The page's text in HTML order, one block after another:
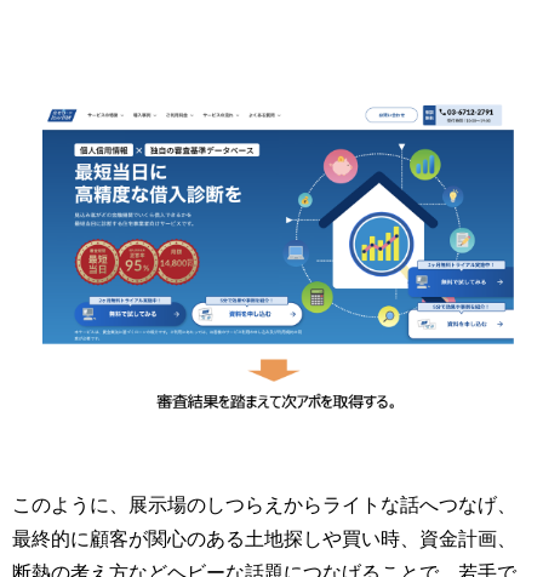
このように、展示場のしつらえからライトな話へつなげ、
最終的に顧客が関心のある土地探しや買い時、資金計画、
断熱の考え方などヘビーな話題につなげることで、若手で